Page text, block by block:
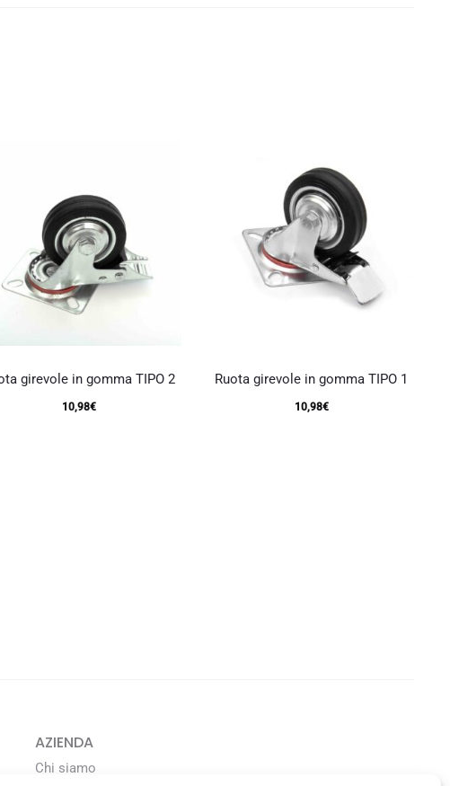
girevole in gomma TIPO 2
10,98€
Ruota girevole in gomma TIPO 1
10,98€
AZIENDA
Chi siamo